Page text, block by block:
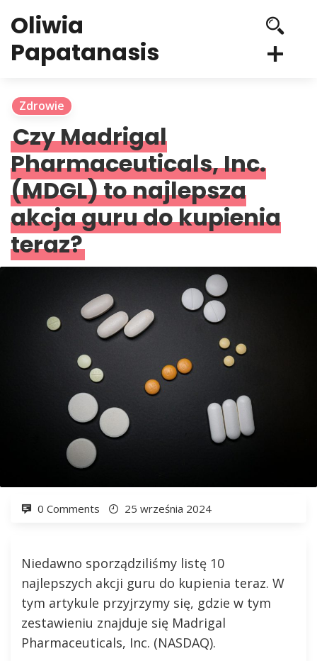
Oliwia
Papatanasis
Zdrowie
Czy Madrigal
Pharmaceuticals, Inc.
(MDGL) to najlepsza
akcja guru do kupienia
teraz?
0 Comments 25 września 2024
Niedawno sporządziliśmy listę 10
najlepszych akcji guru do kupienia teraz. W
tym artykule przyjrzymy się, gdzie w tym
zestawieniu znajduje się Madrigal
Pharmaceuticals, Inc. (NASDAQ).